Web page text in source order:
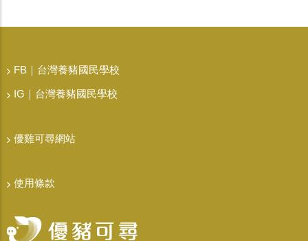
FB｜台灣養豬國民學校
IG｜台灣養豬國民學校
優雞可尋網站
使用條款